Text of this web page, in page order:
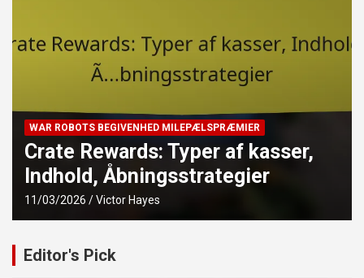
Eventpræmie-strategier:
Maksimering af belønninger,
Effektiv deltagelse, Tips
10/03/2026 Victor Hayes
Editor's Pick